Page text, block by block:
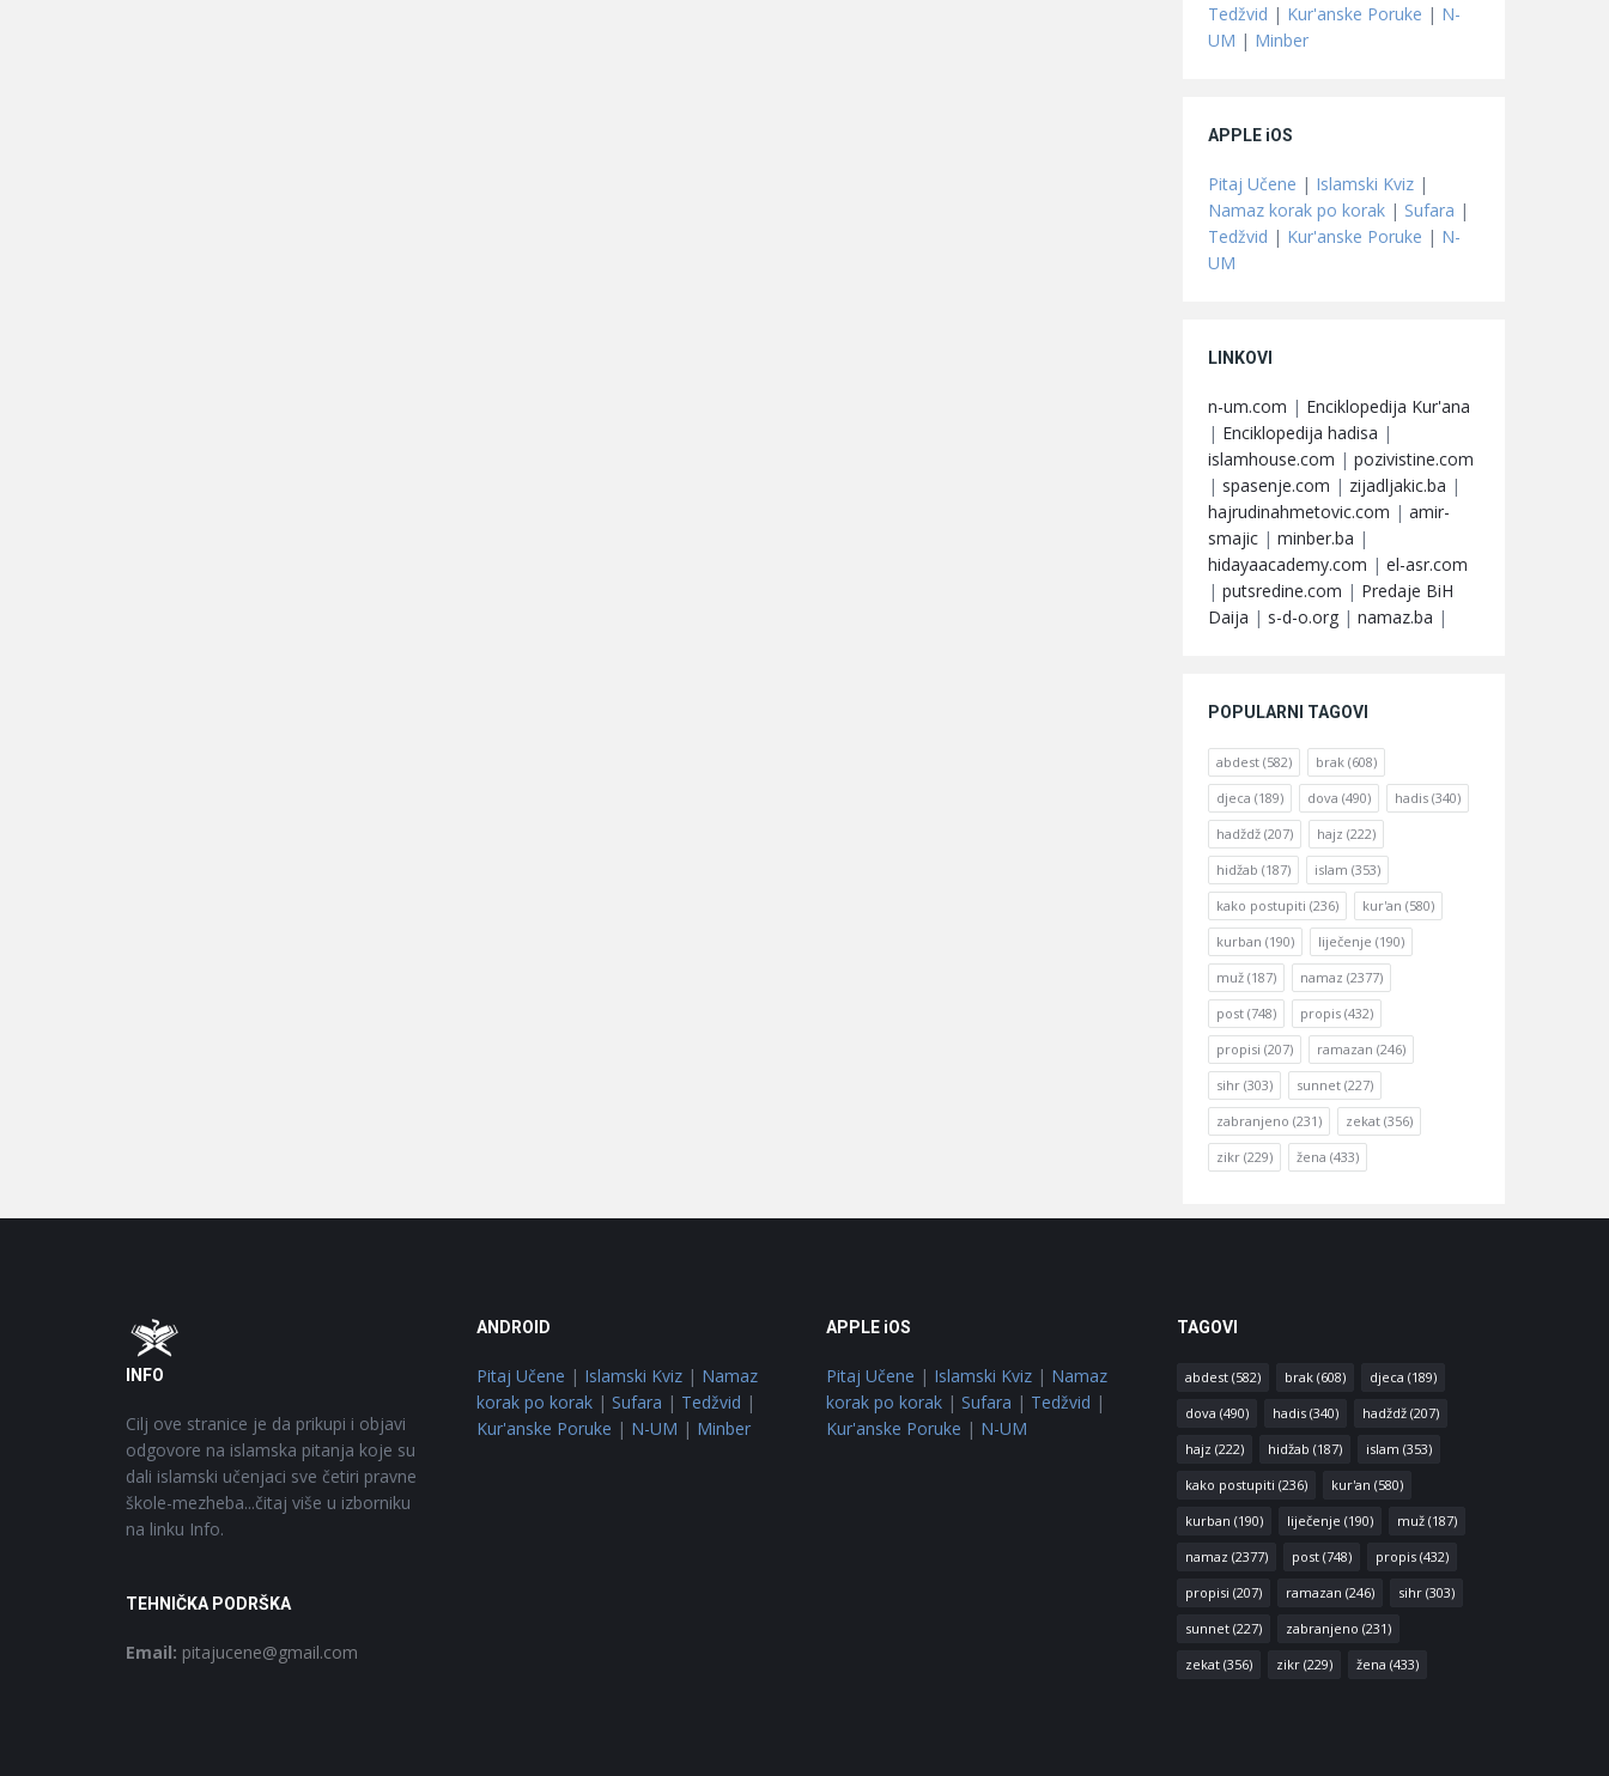
Tedžvid | Kur'anske Poruke | N-
UM | Minber
APPLE iOS
Pitaj Učene | Islamski Kviz |
Namaz korak po korak | Sufara |
Tedžvid | Kur'anske Poruke | N-
UM
LINKOVI
n-um.com | Enciklopedija Kur'ana
| Enciklopedija hadisa |
islamhouse.com | pozivistine.com
| spasenje.com | zijadljakic.ba |
hajrudinahmetovic.com | amir-
smajic | minber.ba |
hidayaacademy.com | el-asr.com
| putsredine.com | Predaje BiH
Daija | s-d-o.org | namaz.ba |
POPULARNI TAGOVI
abdest (582) brak (608)
djeca (189) dova (490) hadis (340)
hadždž (207) hajz (222)
hidžab (187) islam (353)
kako postupiti (236) kur'an (580)
kurban (190) liječenje (190)
muž (187) namaz (2377)
post (748) propis (432)
propisi (207) ramazan (246)
sihr (303) sunnet (227)
zabranjeno (231) zekat (356)
zikr (229) žena (433)
Footer
INFO
Cilj ove stranice je da prikupi i objavi
odgovore na islamska pitanja koje su
dali islamski učenjaci sve četiri pravne
škole-mezheba...čitaj više u izborniku
na linku Info.
TEHNIČKA PODRŠKA
Email: pitajucene@gmail.com
ANDROID
Pitaj Učene | Islamski Kviz| Namaz
korak po korak| Sufara | Tedžvid |
Kur'anske Poruke | N-UM | Minber
APPLE iOS
Pitaj Učene | Islamski Kviz | Namaz
korak po korak | Sufara | Tedžvid |
Kur'anske Poruke | N-UM
TAGOVI
abdest(582) brak(608) djeca (189)
dova (490) hadis(340) hadždž(207)
hajz (222) hidžab (187) islam (353)
kako postupiti (236) kur'an (580)
kurban (190) liječenje (190) muž(187)
namaz (2377) post(748) propis(432)
propisi (207) ramazan (246) sihr(303)
sunnet(227) zabranjeno (231)
zekat(356) zikr(229) žena (433)